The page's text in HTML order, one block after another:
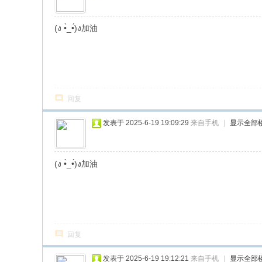
(ง •̀_•́)ง加油
回复
发表于 2025-6-19 19:09:29 来自手机 显示全部
(ง •̀_•́)ง加油
回复
发表于 2025-6-19 19:12:21 来自手机 显示全部